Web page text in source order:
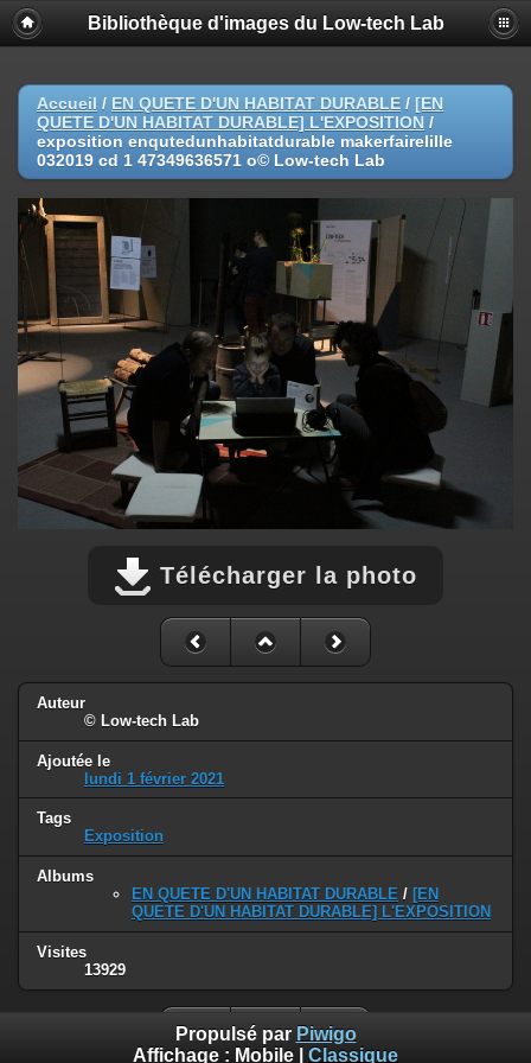
Bibliothèque d'images du Low-tech Lab
Accueil / EN QUETE D'UN HABITAT DURABLE / [EN
QUETE D'UN HABITAT DURABLE] L'EXPOSITION /
exposition enqutedunhabitatdurable makerfairelille
032019 cd 1 47349636571 o© Low-tech Lab
Télécharger la photo
Auteur
© Low-tech Lab
Ajoutée le
lundi 1 février 2021
Tags
Exposition
Albums
EN QUETE D'UN HABITAT DURABLE / [EN
QUETE D'UN HABITAT DURABLE] L'EXPOSITION
Visites
13929
Propulsé par Piwigo
Affichage : Mobile Classique